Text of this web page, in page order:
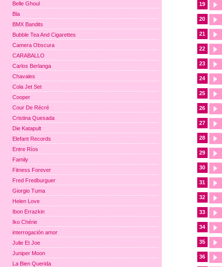
19
20
21
22
23
24
25
26
27
28
29
30
31
32
33
34
35
36
Belle Ghoul
Bla
BMX Bandits
Bubble Tea And Cigarettes
Camera Obscura
CARABALLO
Carlos Berlanga
Chavales
Cola Jet Set
Cooper
Cour De Récré
Cristina Quesada
Die Katapult
Elefant Records
Entre Ríos
Family
Fitness Forever
Fred Fredburguer
Giorgio Tuma
Helen Love
Ibon Errazkin
Iko Chérie
interrogación amor
Julie Et Joe
Juniper Moon
La Bien Querida